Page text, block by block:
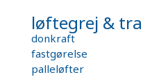
løftegrej &
donkraft
fastgørelse
palleløfter